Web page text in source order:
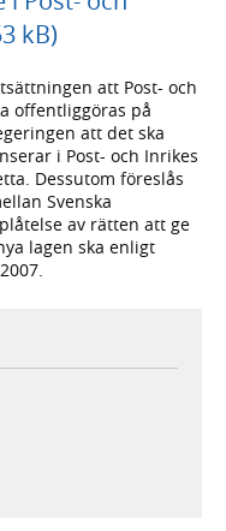
kB)
att Post- och
offentliggöras på
att det ska
i Post- och Inrikes
Dessutom föreslås
Svenska
av rätten att ge
lagen ska enligt
webbplats,
webbplats,